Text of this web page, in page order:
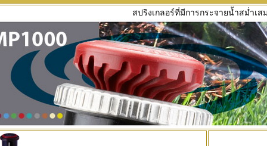
สปริงเกลอร์ที่มีการกระจายน้ำสม่ำเส